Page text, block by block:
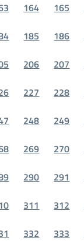
164 165
185 186
206 207
227 228
248 249
269 270
290 291
311 312
332 333